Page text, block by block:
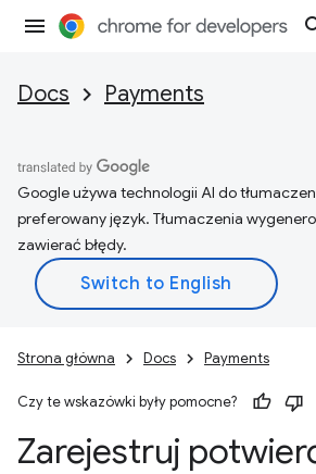
Docs Payments
Google używa technologii AI do
preferowany język. Tłumaczenia
zawierać błędy.
Strona główna Docs Payments
Czy te wskazówki były pomocne?
Zarejestruj